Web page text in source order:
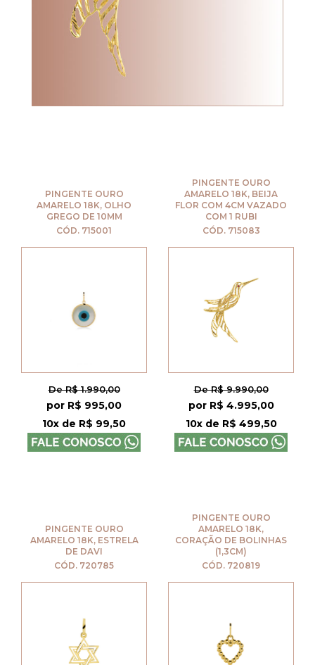
PINGENTE OURO
AMARELO 18K, OLHO
GREGO DE 10MM
CÓD. 715001
De R$ 1.990,00
por R$ 995,00
10x de R$ 99,50
PINGENTE OURO
AMARELO 18K, BEIJA
FLOR COM 4CM VAZADO
COM 1 RUBI
CÓD. 715083
De R$ 9.990,00
por R$ 4.995,00
10x de R$ 499,50
PINGENTE OURO
AMARELO 18K, ESTRELA
DE DAVI
CÓD. 720785
PINGENTE OURO
AMARELO 18K,
CORAÇÃO DE BOLINHAS
(1,3CM)
CÓD. 720819